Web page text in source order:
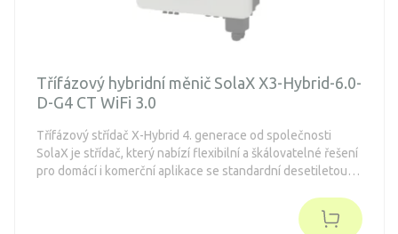
Třífázový hybridní měnič SolaX X3-Hybrid-6.0-
D-G4 CT WiFi 3.0
Třífázový střídač X-Hybrid 4. generace od společnosti
SolaX je střídač, který nabízí flexibilní a škálovatelné řešení
pro domácí i komerční aplikace se standardní desetiletou